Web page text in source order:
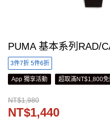
PUMA 基本系列RAD/
3件7折 5件6折
App 獨享活動 超取滿NT$1,800免
NT$1,980
NT$1,440